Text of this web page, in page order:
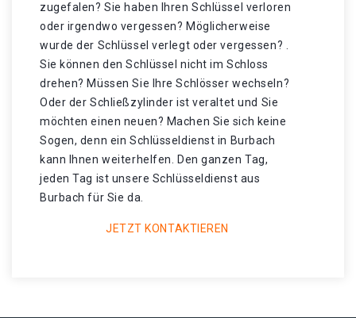
zugefalen? Sie haben Ihren Schlüssel verloren
oder irgendwo vergessen? Möglicherweise
wurde der Schlüssel verlegt oder vergessen? .
Sie können den Schlüssel nicht im Schloss
drehen? Müssen Sie Ihre Schlösser wechseln?
Oder der Schließzylinder ist veraltet und Sie
möchten einen neuen? Machen Sie sich keine
Sogen, denn ein Schlüsseldienst in Burbach
kann Ihnen weiterhelfen. Den ganzen Tag,
jeden Tag ist unsere Schlüsseldienst aus
Burbach für Sie da.
JETZT KONTAKTIEREN